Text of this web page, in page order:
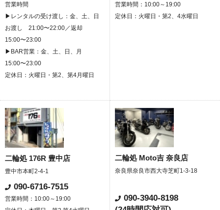
営業時間
▶レンタルの受け渡し：金、土、日
お渡し 21:00〜22:00／返却
15:00〜23:00
▶BAR営業：金、土、日、月
15:00〜23:00
定休日：火曜日・第2、第4月曜日
営業時間：10:00～19:00
定休日：火曜日・第2、4水曜日
二輪処 176R 豊中店
豊中市本町2-4-1
090-6716-7515
営業時間：10:00～19:00
二輪処 Moto吉 奈良店
奈良県奈良市西大寺芝町1-3-18
090-3940-8198